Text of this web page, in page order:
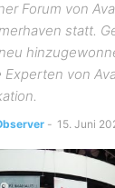
Forum von
statt.
Experten von
- 15. Juni